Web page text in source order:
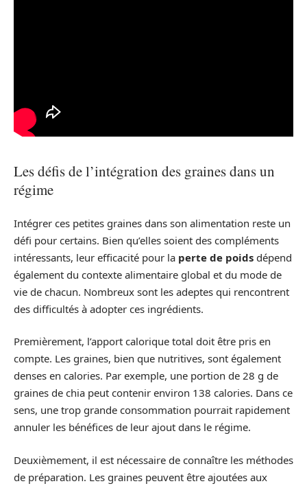
Les défis de l’intégration des graines dans un
régime
Intégrer ces petites graines dans son alimentation reste un
défi pour certains. Bien qu’elles soient des compléments
intéressants, leur efficacité pour la perte de poids dépend
également du contexte alimentaire global et du mode de
vie de chacun. Nombreux sont les adeptes qui rencontrent
des difficultés à adopter ces ingrédients.
Premièrement, l’apport calorique total doit être pris en
compte. Les graines, bien que nutritives, sont également
denses en calories. Par exemple, une portion de 28 g de
graines de chia peut contenir environ 138 calories. Dans ce
sens, une trop grande consommation pourrait rapidement
annuler les bénéfices de leur ajout dans le régime.
Deuxièmement, il est nécessaire de connaître les méthodes
de préparation. Les graines peuvent être ajoutées aux